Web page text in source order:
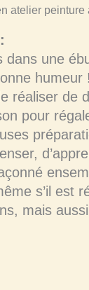
dans une
humeur !
réaliser de
pour
s’il est
mais